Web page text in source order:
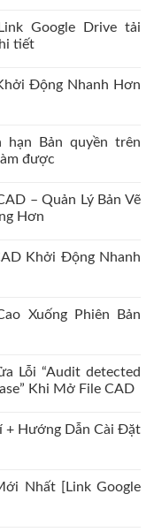
Google Drive tải
tiết
Động Nhanh Hơn
hạn Bản quyền trên
được
– Quản Lý Bản Vẽ
Hơn
Khởi Động Nhanh
Xuống Phiên Bản
Lỗi “Audit detected
Khi Mở File CAD
+ Hướng Dẫn Cài Đặt
Nhất [Link Google